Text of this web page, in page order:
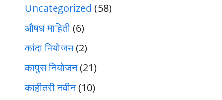
Uncategorized (58)
औषध माहिती(6)
कांदा नियोजन(2)
कापुस नियोजन(21)
काहीतरी नवीन(10)